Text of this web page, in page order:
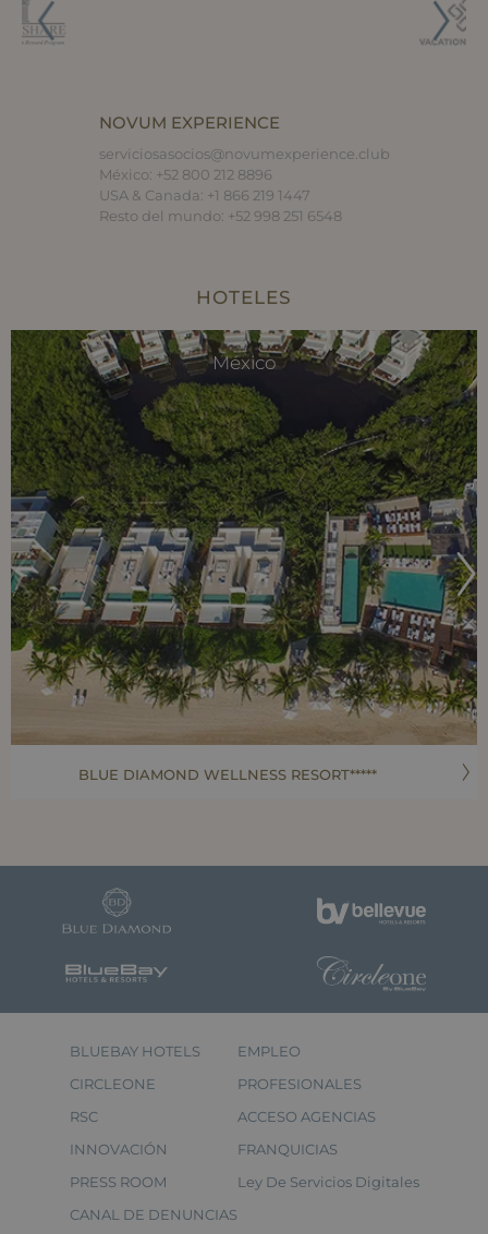
NOVUM EXPERIENCE
serviciosasocios@novumexperience.club
México: +52 800 212 8896
USA & Canada: +1 866 219 1447
Resto del mundo: +52 998 251 6548
HOTELES
BLUE DIAMOND WELLNESS RESORT*****
México
BLUEBAY HOTELS
CIRCLEONE
RSC
INNOVACIÓN
PRESS ROOM
CANAL DE DENUNCIAS
EMPLEO
PROFESIONALES
ACCESO AGENCIAS
FRANQUICIAS
Ley De Servicios Digitales